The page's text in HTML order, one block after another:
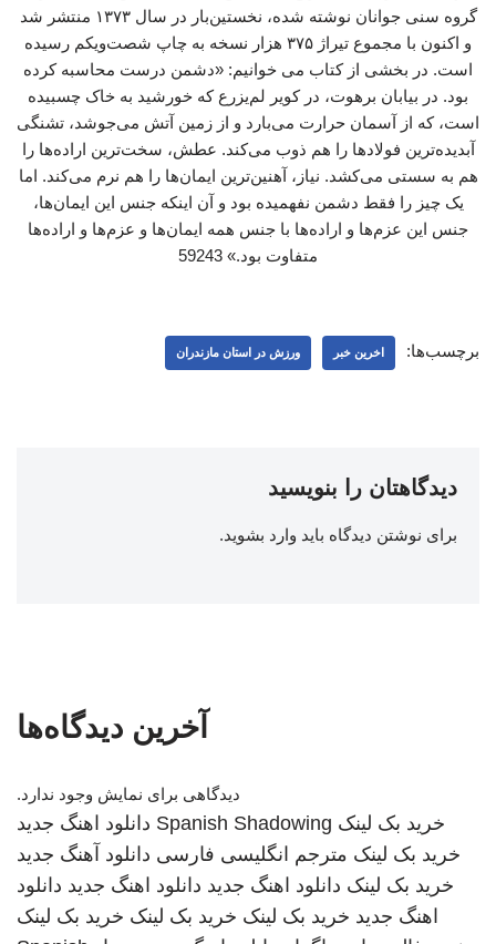
گروه سنی جوانان نوشته شده، نخستین‌بار در سال ۱۳۷۳ منتشر شد
و اکنون با مجموع تیراژ ۳۷۵ هزار نسخه به چاپ شصت‌ویکم رسیده
است. در بخشی از کتاب می خوانیم: «دشمن درست محاسبه کرده
بود. در بیابان برهوت، در کویر لم‌یزرع که خورشید به خاک چسبیده
است، که از آسمان حرارت می‌بارد و از زمین آتش می‌جوشد، تشنگی
آبدیده‌ترین فولادها را هم ذوب می‌کند. عطش، سخت‌ترین اراده‌ها را
هم به سستی می‌کشد. نیاز، آهنین‌ترین ایمان‌ها را هم نرم می‌کند. اما
یک چیز را فقط دشمن نفهمیده بود و آن اینکه جنس این ایمان‌ها،
جنس این عزم‌ها و اراده‌ها با جنس همه ایمان‌ها و عزم‌ها و اراده‌ها
متفاوت بود.» 59243
برچسب‌ها: اخرین خبر ورزش در استان مازندران
دیدگاهتان را بنویسید
برای نوشتن دیدگاه باید وارد بشوید.
آخرین دیدگاه‌ها
دیدگاهی برای نمایش وجود ندارد.
خرید بک لینک Spanish Shadowing دانلود اهنگ جدید
خرید بک لینک مترجم انگلیسی فارسی دانلود آهنگ جدید
خرید بک لینک دانلود اهنگ جدید دانلود اهنگ جدید دانلود
اهنگ جدید خرید بک لینک خرید بک لینک خرید بک لینک